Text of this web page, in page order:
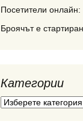
Посетители онлайн:
Броячът е
Категории
Категории